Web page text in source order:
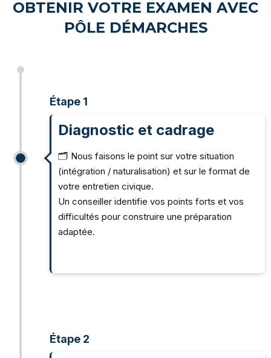
OBTENIR VOTRE EXAMEN AVEC
PÔLE DÉMARCHES
Étape 1
Diagnostic et cadrage
🗂️ Nous faisons le point sur votre situation
(intégration / naturalisation) et sur le format de
votre entretien civique.
Un conseiller identifie vos points forts et vos
difficultés pour construire une préparation
adaptée.
Étape 2